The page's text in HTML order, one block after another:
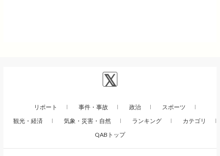
リポート 事件・事故 政治
スポーツ
観光・経済
気象・災害・自然 ランキング
カテゴリ
QABトップ